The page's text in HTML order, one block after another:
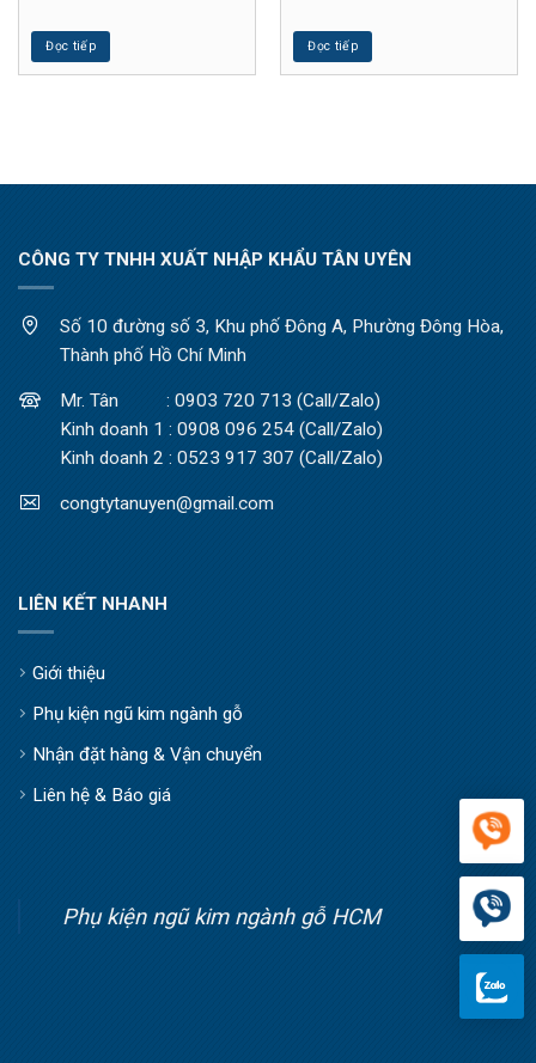
Đọc tiếp Đọc tiếp
CÔNG TY TNHH XUẤT NHẬP KHẨU TÂN UYÊN
Số 10 đường số 3, Khu phố Đông A, Phường Đông Hòa,
Thành phố Hồ Chí Minh
Mr. Tân : 0903 720 713 (Call/Zalo)
Kinh doanh 1 : 0908 096 254 (Call/Zalo)
Kinh doanh 2 : 0523 917 307 (Call/Zalo)
congtytanuyen@gmail.com
LIÊN KẾT NHANH
Giới thiệu
Phụ kiện ngũ kim ngành gỗ
Nhận đặt hàng & Vận chuyển
Liên hệ & Báo giá
Phụ kiện ngũ kim ngành gỗ HCM